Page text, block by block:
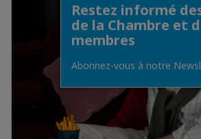
Restez informé
de la Chambre et
membres
Abonnez-vous à notre